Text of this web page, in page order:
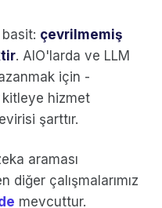
basit: çevrilmemiş
. AIO'larda ve LLM
için -
kitleye hizmet
şarttır.
araması
çalışmalarımız
mevcuttur.